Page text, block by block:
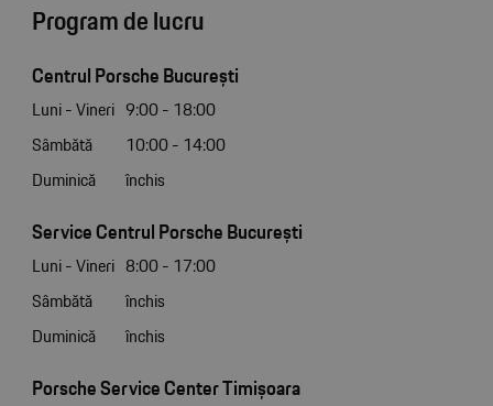
Program de lucru
Centrul Porsche București
Luni - Vineri 9:00 - 18:00
Sâmbătă
10:00 - 14:00
Duminică
închis
Service Centrul Porsche București
Luni - Vineri 8:00 - 17:00
Sâmbătă
închis
Duminică
închis
Porsche Service Center Timișoara